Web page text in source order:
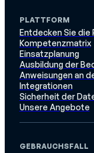
PLATTFORM
Entdecken Sie
Kompetenzmatrix
Einsatzplanung
Ausbildung der
Anweisungen an
Integrationen
Sicherheit der
Unsere Angebote
GEBRAUCHSFALL